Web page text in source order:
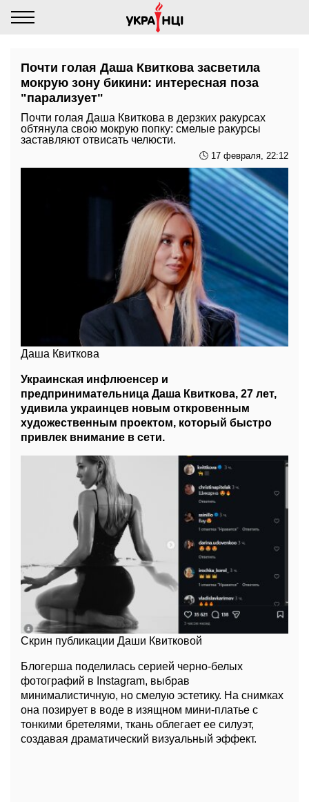
Почти голая Даша Квиткова засветила
мокрую зону бикини: интересная поза
"парализует"
Почти голая Даша Квиткова в дерзких ракурсах
обтянула свою мокрую попку: смелые ракурсы
заставляют отвисать челюсти.
🕓 17 февраля, 22:12
Даша Квиткова
Украинская инфлюенсер и
предпринимательница Даша Квиткова, 27 лет,
удивила украинцев новым откровенным
художественным проектом, который быстро
привлек внимание в сети.
Скрин публикации Даши Квитковой
Блогерша поделилась серией черно-белых
фотографий в Instagram, выбрав
минималистичную, но смелую эстетику. На снимках
она позирует в воде в изящном мини-платье с
тонкими бретелями, ткань облегает ее силуэт,
создавая драматический визуальный эффект.